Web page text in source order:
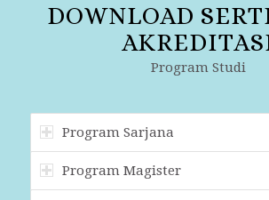
DOWNLOAD
Program Studi
Program Sarjana
Program Magister